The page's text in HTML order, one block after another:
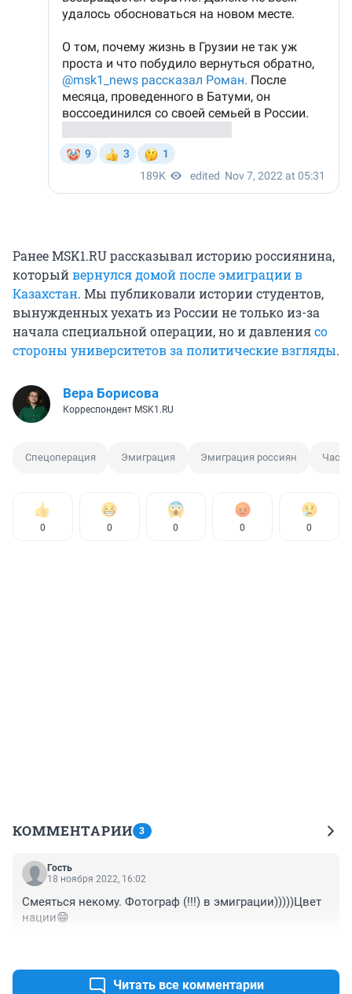
Ранее MSK1.RU рассказывал историю россиянина,
которыйвернулся домой после эмиграции в
Казахстан. Мы публиковали истории студентов,
вынужденных уехать из России не только из-за
начала специальной операции, но и давлениясо
стороны университетов за политические взгляды.
Вера Борисова
Корреспондент MSK1.RU
Спецоперация Эмиграция Эмиграция россиян
0 0 0 0 0
КОММЕНТАРИИ 3
Гость
18 ноября 2022, 16:02
Смеяться некому. Фотограф (!!!) в эмиграции)))))Цвет
нации😁
Читать все комментарии